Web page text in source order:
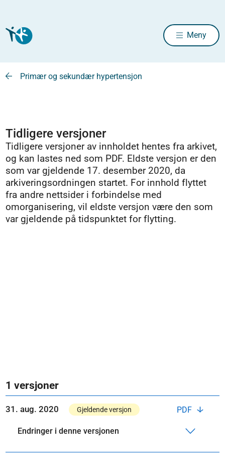
Meny
Primær og sekundær hypertensjon
Tidligere versjoner
Tidligere versjoner av innholdet hentes fra arkivet,
og kan lastes ned som PDF. Eldste versjon er den
som var gjeldende 17. desember 2020, da
arkiveringsordningen startet. For innhold flyttet
fra andre nettsider i forbindelse med
omorganisering, vil eldste versjon være den som
var gjeldende på tidspunktet for flytting.
1 versjoner
PDF
31. aug. 2020 Gjeldende versjon
Endringer i denne versjonen